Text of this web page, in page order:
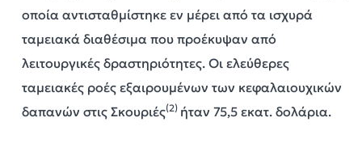
οποία αντισταθμίστηκε εν μέρει από τα ισχυρά
ταμειακά διαθέσιμα που προέκυψαν από
λειτουργικές δραστηριότητες. Οι ελεύθερες
ταμειακές ροές εξαιρουμένων των κεφαλαιουχικών
δαπανών στις Σκουριές(2) ήταν 75,5 εκατ. δολάρια.